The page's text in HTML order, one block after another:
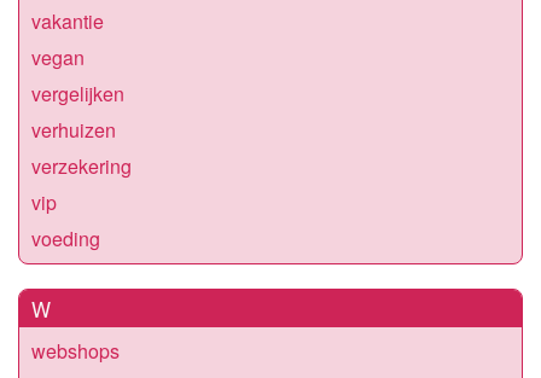
vakantie
vegan
vergelijken
verhuizen
verzekering
vip
voeding
W
webshops